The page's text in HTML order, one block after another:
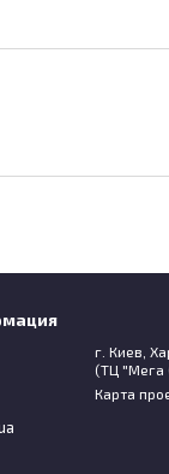
г. Киев,
(ТЦ "Мега
Карта